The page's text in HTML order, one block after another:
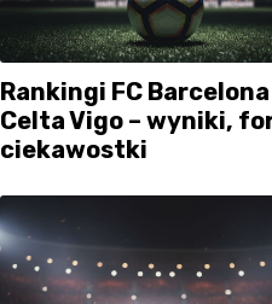
Rankingi FC Barcelona
Celta Vigo – wyniki,
ciekawostki